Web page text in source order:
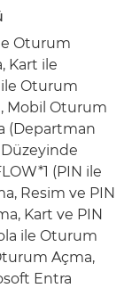
Oturum
Kart ile
ile Oturum
Mobil Oturum
(Departman
(PIN ile
Resim ve PIN
Kart ve PIN
ile Oturum
Açma,
Entra